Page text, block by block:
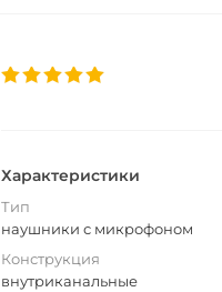
Характеристики
Тип
наушники с микрофоном
Конструкция
внутриканальные